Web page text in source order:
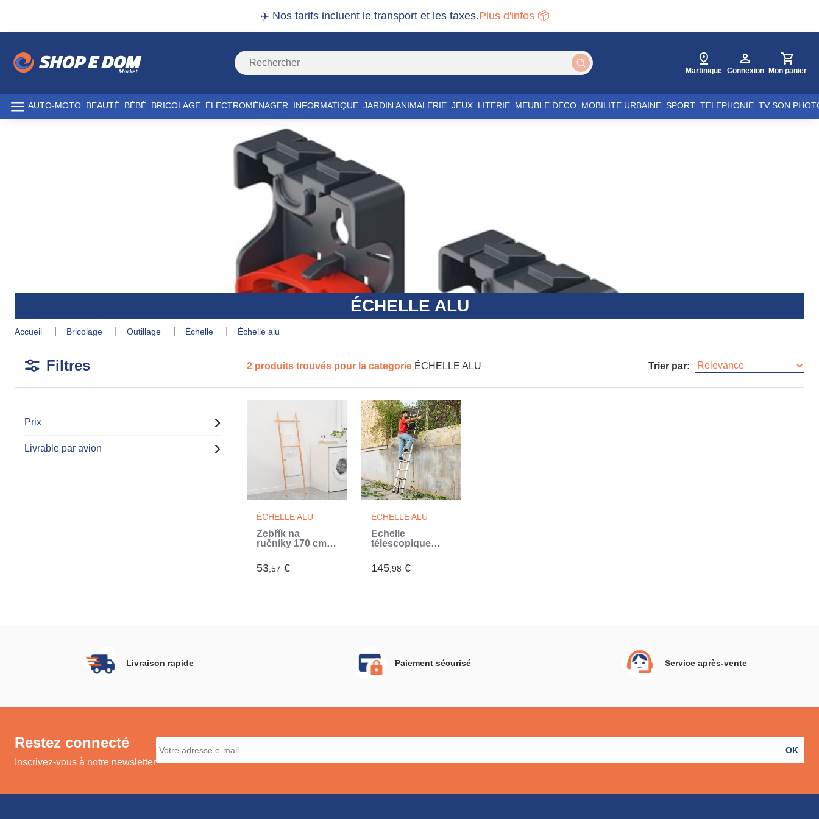
✈️ Nos tarifs incluent le transport et les taxes.Plus d'infos 📦
Martinique Connexion Mon panier
AUTO-MOTO BEAUTÉ BÉBÉ BRICOLAGE ÉLECTROMÉNAGER INFORMATIQUE JARDIN ANIMALERIE JEUX LITERIE MEUBLE DÉCO MOBILITE URBAINE SPORT TELEPHONIE TV SON
ÉCHELLE ALU
accueil bricolage outillage échelle échelle alu
Filtres 2 produits trouvés pour la categorie ÉCHELLE ALU Trier par:
Prix
Livrable par avion
ÉCHELLE ALU
Žebřík na
ručníky 170 cm
ořechové dřevo
53 ,57 €
ÉCHELLE ALU
Échelle
télescopique
InnovaGoods 3,2
m
145,98 €
Livraison rapide Paiement sécurisé Service après-vente
Restez connecté
Inscrivez-vous à notre newsletter
OK